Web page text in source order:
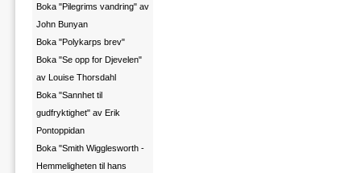
Boka "Pilegrims vandring" av
John Bunyan
Boka "Polykarps brev"
Boka "Se opp for Djevelen"
av Louise Thorsdahl
Boka "Sannhet til
gudfryktighet" av Erik
Pontoppidan
Boka "Smith Wigglesworth -
Hemmeligheten til hans